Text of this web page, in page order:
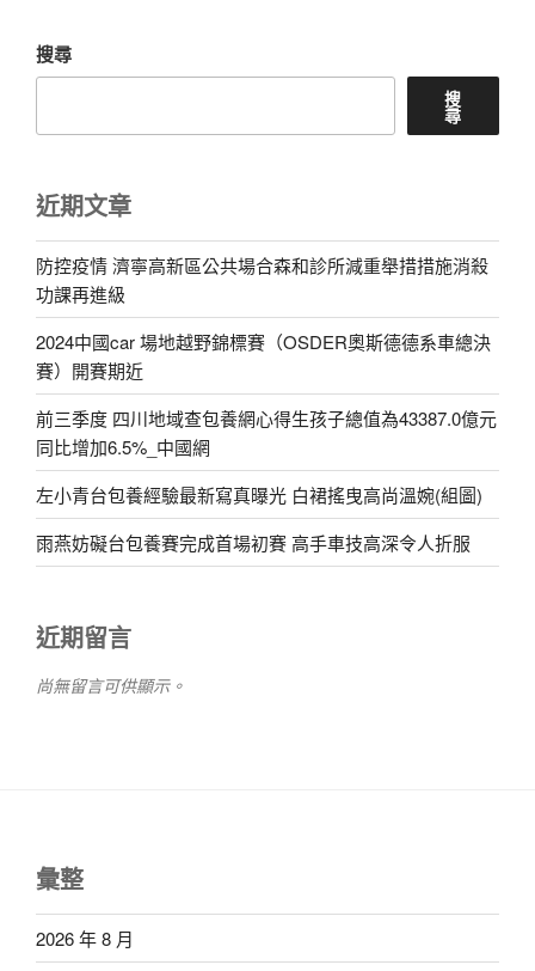
搜尋
搜
尋
近期文章
防控疫情 濟寧高新區公共場合森和診所減重舉措措施消殺
功課再進級
2024中國car 場地越野錦標賽（OSDER奧斯德德系車總決
賽）開賽期近
前三季度 四川地域查包養網心得生孩子總值為43387.0億元
同比增加6.5%_中國網
左小青台包養經驗最新寫真曝光 白裙搖曳高尚溫婉(組圖)
雨燕妨礙台包養賽完成首場初賽 高手車技高深令人折服
近期留言
尚無留言可供顯示。
彙整
2026 年 8 月